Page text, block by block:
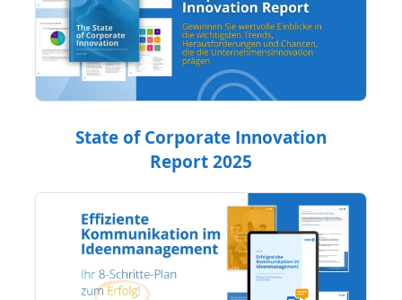
State of Corporate Innovation
Report 2025